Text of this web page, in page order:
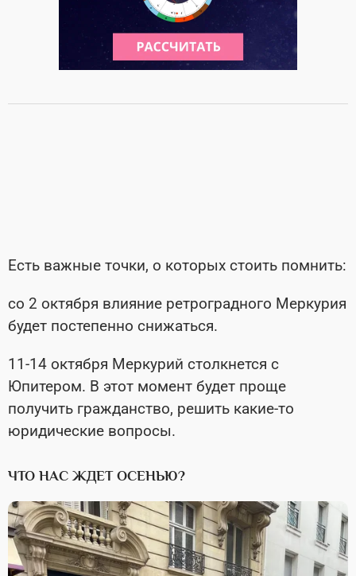
Есть важные точки, о которых стоить помнить:
со 2 октября влияние ретроградного Меркурия
будет постепенно снижаться.
11-14 октября Меркурий столкнется с
Юпитером. В этот момент будет проще
получить гражданство, решить какие-то
юридические вопросы.
ЧТО НАС ЖДЕТ ОСЕНЬЮ?